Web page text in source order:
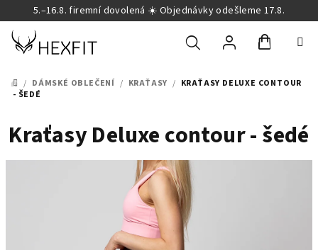
na
obsah
5.–16.8. firemní dovolená ☀️ Objednávky odešleme 17.8.
DOMŮ
/ DÁMSKÉ OBLEČENÍ / KRAŤASY / KRAŤASY DELUXE CONTOUR
- ŠEDÉ
Kraťasy Deluxe contour - šedé